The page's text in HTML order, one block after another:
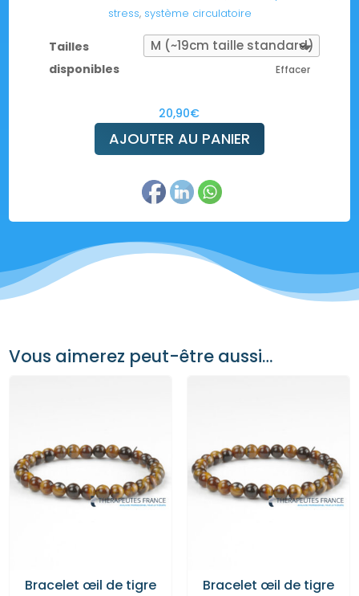
stress, système circulatoire
Tailles
disponibles
Effacer
20,90€
AJOUTER AU PANIER
Vous aimerez peut-être aussi…
Bracelet œil de tigre Bracelet œil de tigre